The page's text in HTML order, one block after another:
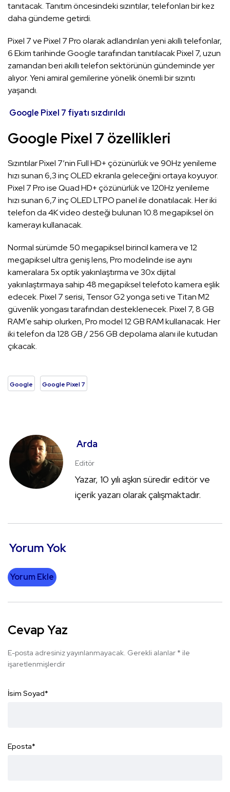
tanıtacak. Tanıtım öncesindeki sızıntılar, telefonları bir kez
daha gündeme getirdi.
Pixel 7 ve Pixel 7 Pro olarak adlandırılan yeni akıllı telefonlar,
6 Ekim tarihinde Google tarafından tanıtılacak Pixel 7, uzun
zamandan beri akıllı telefon sektörünün gündeminde yer
alıyor. Yeni amiral gemilerine yönelik önemli bir sızıntı
yaşandı.
Google Pixel 7 fiyatı sızdırıldı
Google Pixel 7 özellikleri
Sızıntılar Pixel 7’nin Full HD+ çözünürlük ve 90Hz yenileme
hızı sunan 6,3 inç OLED ekranla geleceğini ortaya koyuyor.
Pixel 7 Pro ise Quad HD+ çözünürlük ve 120Hz yenileme
hızı sunan 6,7 inç OLED LTPO panel ile donatılacak. Her iki
telefon da 4K video desteği bulunan 10.8 megapiksel ön
kamerayı kullanacak.
Normal sürümde 50 megapiksel birincil kamera ve 12
megapiksel ultra geniş lens, Pro modelinde ise aynı
kameralara 5x optik yakınlaştırma ve 30x dijital
yakınlaştırmaya sahip 48 megapiksel telefoto kamera eşlik
edecek. Pixel 7 serisi, Tensor G2 yonga seti ve Titan M2
güvenlik yongası tarafından desteklenecek. Pixel 7, 8 GB
RAM’e sahip olurken, Pro model 12 GB RAM kullanacak. Her
iki telefon da 128 GB / 256 GB depolama alanı ile kutudan
çıkacak.
Google Google Pixel 7
Arda
Editör
Yazar, 10 yılı aşkın süredir editör ve
içerik yazarı olarak çalışmaktadır.
Yorum Yok
Yorum Ekle
Cevap Yaz
E-posta adresiniz yayınlanmayacak. Gerekli alanlar * ile
işaretlenmişlerdir
İsim Soyad*
Eposta*